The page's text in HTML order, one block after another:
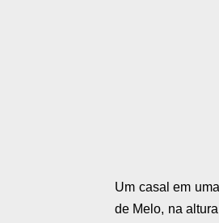
Um casal em
de Melo, na